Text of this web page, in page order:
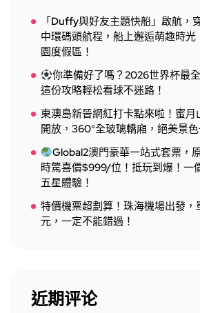
「Duffy與好友主題快船」啟航，
中環碼頭航程，船上邂逅萌趣時光
園度假區！
你準備好了嗎？2026世界杯最
這份攻略輕松看球不迷路！
東澳島新晉網紅打卡點來啦！蜜月
開放，360°全玻璃轎廂，絕美景色
Global2澳門豪華一站式套票，
時驚喜價$999/位！抵玩到爆！一
五星體驗！
特價機票超劃算！珠海機場出發，
元，一定不能錯過！
近期评论